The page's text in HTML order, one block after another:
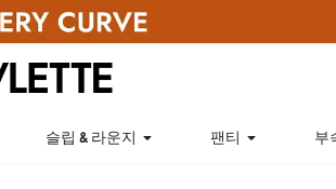
슬립 & 라운지 팬티 부